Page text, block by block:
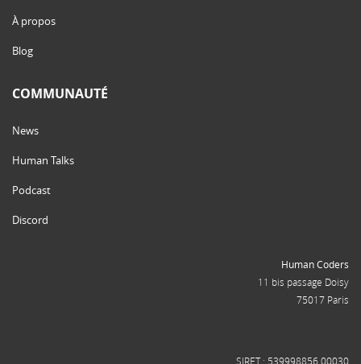
À propos
Blog
COMMUNAUTÉ
News
Human Talks
Podcast
Discord
Human Coders
11 bis passage Doisy
75017 Paris
SIRET : 539998856 00030